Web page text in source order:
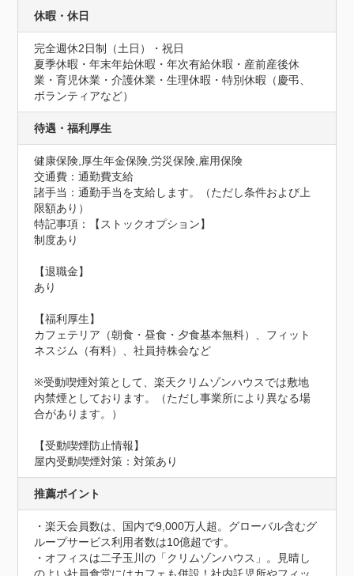
休暇・休日
完全週休2日制（土日）・祝日
夏季休暇・年末年始休暇・年次有給休暇・産前産後休
業・育児休業・介護休業・生理休暇・特別休暇（慶弔、
ボランティアなど）
待遇・福利厚生
健康保険,厚生年金保険,労災保険,雇用保険
交通費：通勤費支給
諸手当：通勤手当を支給します。（ただし条件および上
限額あり）
特記事項：【ストックオプション】
制度あり
【退職金】
あり
【福利厚生】
カフェテリア（朝食・昼食・夕食基本無料）、フィット
ネスジム（有料）、社員持株会など
※受動喫煙対策として、楽天クリムゾンハウスでは敷地
内禁煙としております。（ただし事業所により異なる場
合があります。）
【受動喫煙防止情報】
屋内受動喫煙対策：対策あり
推薦ポイント
・楽天会員数は、国内で9,000万人超。グローバル含むグ
ループサービス利用者数は10億超です。
・オフィスは二子玉川の「クリムゾンハウス」。見晴し